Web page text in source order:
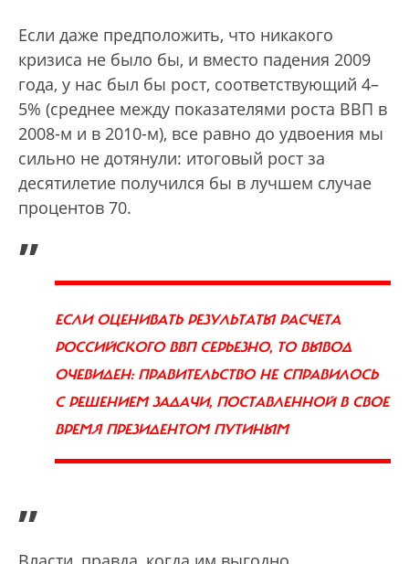
Если даже предположить, что никакого
кризиса не было бы, и вместо падения 2009
года, у нас был бы рост, соответствующий 4–
5% (среднее между показателями роста ВВП в
2008-м и в 2010-м), все равно до удвоения мы
сильно не дотянули: итоговый рост за
десятилетие получился бы в лучшем случае
процентов 70.
„
ЕСЛИ ОЦЕНИВАТЬ РЕЗУЛЬТАТЫ РАСЧЕТА
РОССИЙСКОГО ВВП СЕРЬЕЗНО, ТО ВЫВОД
ОЧЕВИДЕН: ПРАВИТЕЛЬСТВО НЕ СПРАВИЛОСЬ
С РЕШЕНИЕМ ЗАДАЧИ, ПОСТАВЛЕННОЙ В СВОЕ
ВРЕМЯ ПРЕЗИДЕНТОМ ПУТИНЫМ
”